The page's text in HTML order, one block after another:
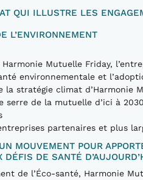
QUI ILLUSTRE LES
L’ENVIRONNEMENT
Harmonie Mutuelle Friday,
environnementale et
la stratégie climat d’Harmonie
serre de la mutuelle d’ici à
partenaires et plus
MOUVEMENT POUR
DÉFIS DE SANTÉ
de l’Éco-santé, Harmonie